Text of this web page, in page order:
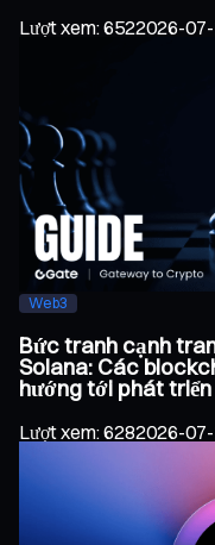
Lượt xem:6522026-
Web3
Bức tranh cạnh
Solana: Các
hướng tới phát
Lượt xem:6282026-